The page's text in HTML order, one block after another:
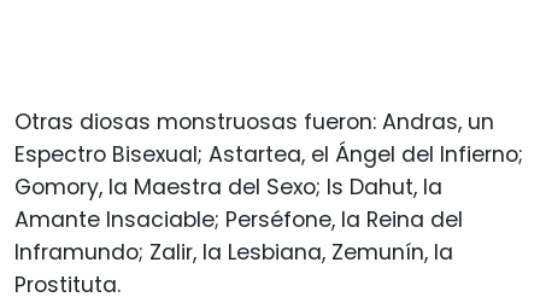
Otras diosas monstruosas fueron: Andras, un
Espectro Bisexual; Astartea, el Ángel del Infierno;
Gomory, la Maestra del Sexo; Is Dahut, la
Amante Insaciable; Perséfone, la Reina del
Inframundo; Zalir, la Lesbiana, Zemunín, la
Prostituta.